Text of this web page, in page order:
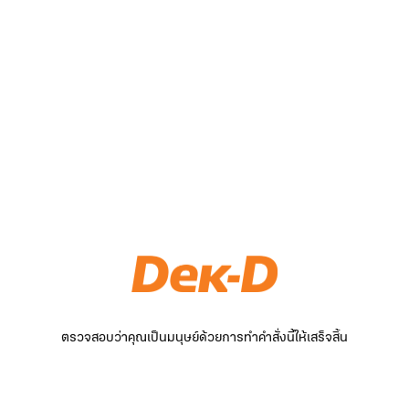
ตรวจสอบว่าคุณเป็นมนุษย์ด้วยการทำคำสั่งนี้ให้เสร็จสิ้น